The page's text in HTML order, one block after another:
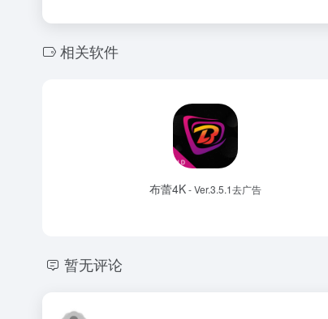
相关软件
布蕾4K- Ver.3.5.1去广告
暂无评论